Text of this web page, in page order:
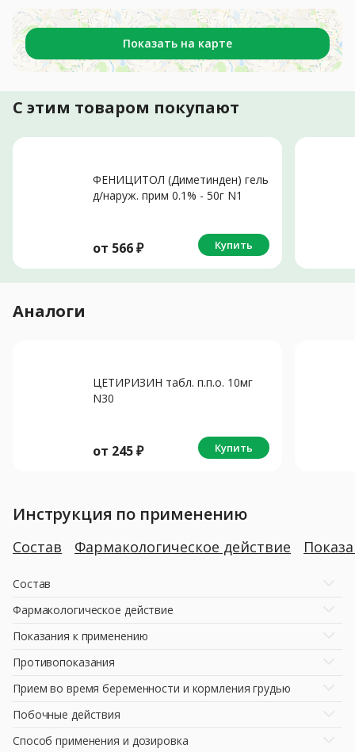
Показать на карте
С этим товаром покупают
ФЕНИЦИТОЛ (Диметинден) гель
д/наруж. прим 0.1% - 50г N1
от 566₽ Купить
Аналоги
ЦЕТИРИЗИН табл. п.п.о. 10мг
N30
от 245₽ Купить
Инструкция по применению
Состав Фармакологическое действие
Состав
Фармакологическое действие
Показания к применению
Противопоказания
Прием во время беременности и кормления грудью
Побочные действия
Способ применения и дозировка